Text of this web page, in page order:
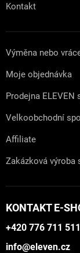
Kontakt
Výměna nebo
Moje objednávka
Prodejna ELEVEN
Velkoobchodní
Affiliate
Zakázková výroba
KONTAKT E-
+420 776 711 511
info@eleven.cz